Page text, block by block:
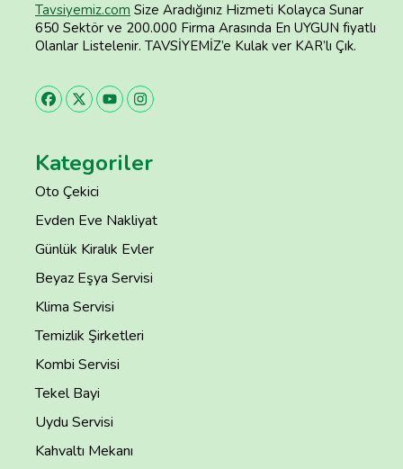
Tavsiyemiz.com Size Aradığınız Hizmeti Kolayca Sunar
650 Sektör ve 200.000 Firma Arasında En UYGUN fiyatlı
Olanlar Listelenir. TAVSİYEMİZ’e Kulak ver KAR’lı Çık.
Kategoriler
Oto Çekici
Evden Eve Nakliyat
Günlük Kiralık Evler
Beyaz Eşya Servisi
Klima Servisi
Temizlik Şirketleri
Kombi Servisi
Tekel Bayi
Uydu Servisi
Kahvaltı Mekanı